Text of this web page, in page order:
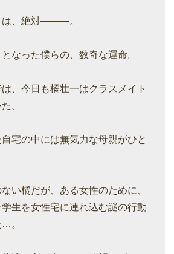
は、絶対―――。
なった僕らの、数奇な運命。
、今日も橘壮一はクラスメイト
。
宅の中には無気力な母親がひと
い橘だが、ある女性のために、
生を女性宅に連れ込む謎の行動
。